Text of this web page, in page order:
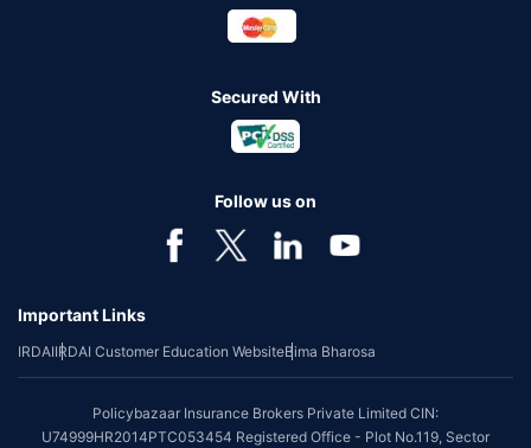
Secured With
Follow us on
Important Links
IRDAIIRDAI Customer Education WebsiteBima Bharosa
Policybazaar Insurance Brokers Private Limited CIN:
U74999HR2014PTC053454 Registered Office - Plot No.119, Sector